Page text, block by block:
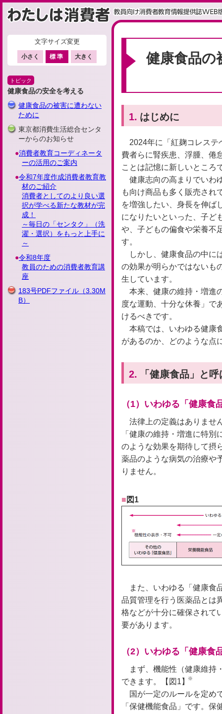
文字サイズ変更
小さく 標準 大きく
トピック
健康食品の安全を考える
健康食品の被害に遭わない
ために
東京都消費生活総合センタ
ーからのお知らせ
消費者教育コーディネータ
ーの活用のご案内
令和7年度作成消費者教育教
材のご紹介
消費者としてのより良い選
択が学べる新たな教材が完
成！
～毎日の「センタク」（洗
濯・選択）をもっと上手に
～
令和8年度
教員のための消費者教育講
座
183号PDFファイル （3.30M
B）
健康食品の
1. はじめに
2024年に「紅麹コレス
費者らに腎疾患、浮腫、倦
ことは記憶に新しいところ
健康志向の高まりでいわ
も向け商品も多く販売され
を増強したい、身長を伸ば
になりたいといった、子ど
や、子どもの偏食や栄養不
す。
しかし、健康食品の中に
の効果が明らかではないも
生しています。
本来、健康の維持・増進
度な運動、十分な休養」で
けるべきです。
本稿では、いわゆる健康
があるのか、どのような点
2. 「健康食品」と
（1）いわゆる「健康食
法律上の定義はありませ
「健康の維持・増進に特
のような効果を期待して摂
薬品のような病気の治療や
りません。
図1
また、いわゆる「健康食
品質管理を行う医薬品とは
格などが十分に確保されて
要があります。
（2）いわゆる「健康食
まず、機能性（健康維持
できます。【図1】※
国が一定のルールを定め
「保健機能食品」です。